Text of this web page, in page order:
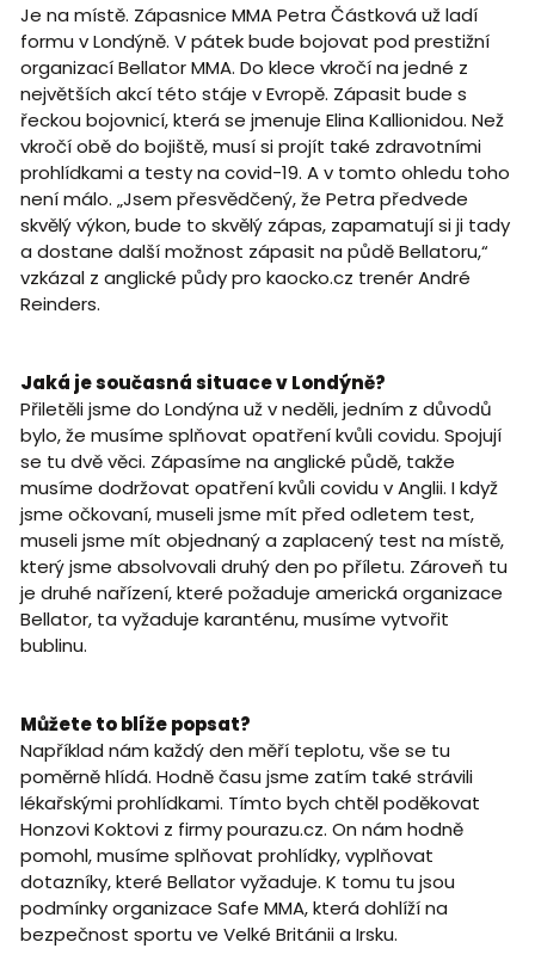
Je na místě. Zápasnice MMA Petra Částková už ladí
formu v Londýně. V pátek bude bojovat pod prestižní
organizací Bellator MMA. Do klece vkročí na jedné z
největších akcí této stáje v Evropě. Zápasit bude s
řeckou bojovnicí, která se jmenuje Elina Kallionidou. Než
vkročí obě do bojiště, musí si projít také zdravotními
prohlídkami a testy na covid-19. A v tomto ohledu toho
není málo. „Jsem přesvědčený, že Petra předvede
skvělý výkon, bude to skvělý zápas, zapamatují si ji tady
a dostane další možnost zápasit na půdě Bellatoru,“
vzkázal z anglické půdy pro kaocko.cz trenér André
Reinders.
Jaká je současná situace v Londýně?
Přiletěli jsme do Londýna už v neděli, jedním z důvodů
bylo, že musíme splňovat opatření kvůli covidu. Spojují
se tu dvě věci. Zápasíme na anglické půdě, takže
musíme dodržovat opatření kvůli covidu v Anglii. I když
jsme očkovaní, museli jsme mít před odletem test,
museli jsme mít objednaný a zaplacený test na místě,
který jsme absolvovali druhý den po příletu. Zároveň tu
je druhé nařízení, které požaduje americká organizace
Bellator, ta vyžaduje karanténu, musíme vytvořit
bublinu.
Můžete to blíže popsat?
Například nám každý den měří teplotu, vše se tu
poměrně hlídá. Hodně času jsme zatím také strávili
lékařskými prohlídkami. Tímto bych chtěl poděkovat
Honzovi Koktovi z firmy pourazu.cz. On nám hodně
pomohl, musíme splňovat prohlídky, vyplňovat
dotazníky, které Bellator vyžaduje. K tomu tu jsou
podmínky organizace Safe MMA, která dohlíží na
bezpečnost sportu ve Velké Británii a Irsku.